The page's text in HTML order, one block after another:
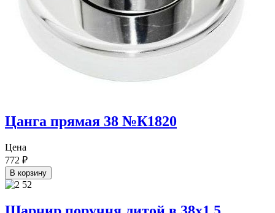
Цанга прямая 38 №К1820
Цена
772 ₽
В корзину